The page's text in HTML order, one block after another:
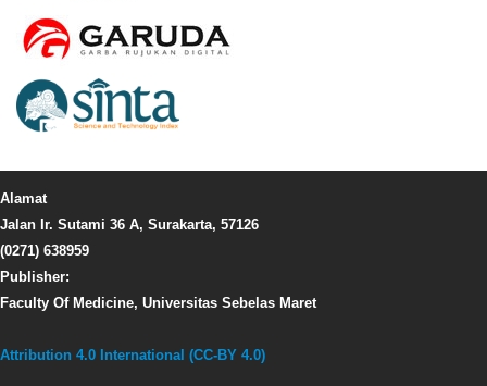
Alamat
Jalan Ir. Sutami 36 A, Surakarta, 57126
(0271) 638959
Publisher:
Faculty Of Medicine, Universitas Sebelas Maret
Attribution 4.0 International (CC-BY 4.0)